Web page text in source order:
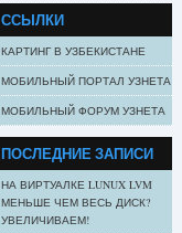
ССЫЛКИ
КАРТИНГ В УЗБЕКИСТАНЕ
МОБИЛЬНЫЙ ПОРТАЛ УЗНЕТА
МОБИЛЬНЫЙ ФОРУМ УЗНЕТА
ПОСЛЕДНИЕ ЗАПИСИ
НА ВИРТУАЛКЕ LUNUX LVM
МЕНЬШЕ ЧЕМ ВЕСЬ ДИСК?
УВЕЛИЧИВАЕМ!